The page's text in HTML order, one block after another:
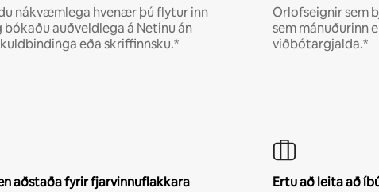
nákvæmlega hvenær þú flytur inn
bókaðu auðveldlega á Netinu án
eða skriffinnsku.*
Orlofseignir sem
sem mánuðurinn
viðbótargjalda.*
aðstaða fyrir fjarvinnuflakkara
Ertu að leita að